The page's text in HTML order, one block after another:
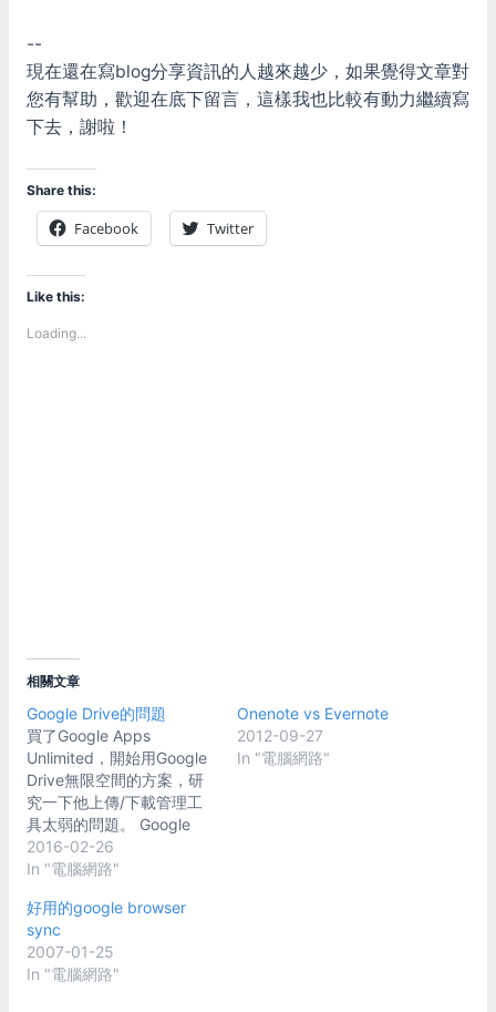
--
現在還在寫blog分享資訊的人越來越少，如果覺得文章對
您有幫助，歡迎在底下留言，這樣我也比較有動力繼續寫
下去，謝啦！
Share this:
Facebook Twitter
Like this:
Loading...
相關文章
Google Drive的問題
買了Google Apps
Unlimited，開始用Google
Drive無限空間的方案，研
究一下他上傳/下載管理工
具太弱的問題。 Google
Drive現在只能用瀏覽器上
傳/下載。另外就是只有同
Drive for Windows"。 瀏
覽器上傳/下載的話，只有
chrome支援資料夾上傳，
而且上傳介面也很陽春，上
2016-02-26
In "電腦網路"
Onenote vs Evernote
2012-09-27
In "電腦網路"
好用的google browser
sync
2007-01-25
In "電腦網路"